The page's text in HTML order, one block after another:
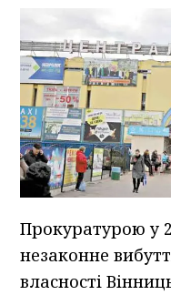
Прокуратурою у
незаконне
власності